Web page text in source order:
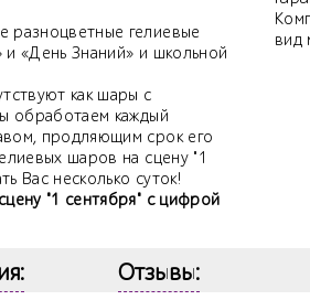
гелиевые
«День Знаний» и школьной
как шары с
обработаем каждый
продляющим срок его
шаров на сцену "1
Вас несколько суток!
"1 сентября" с цифрой
вид
Отзывы: